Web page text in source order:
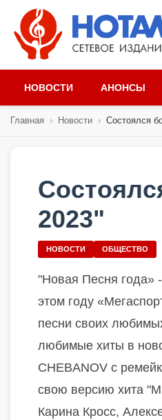
НОВОСТИ АНОНСЫ
Главная › Новости › Состоялся
2023"
НОВОСТИ ОБЩЕСТВО
"Новая Песня года»
этом году
песни своих
любимые хиты в
CHEBANOV с
свою версию хита
Карина Кросс,